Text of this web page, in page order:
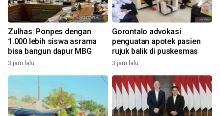
Zulhas: Ponpes dengan
1.000 lebih siswa asrama
bisa bangun dapur MBG
3 jam lalu
Gorontalo advokasi
penguatan apotek pasien
rujuk balik di puskesmas
3 jam lalu